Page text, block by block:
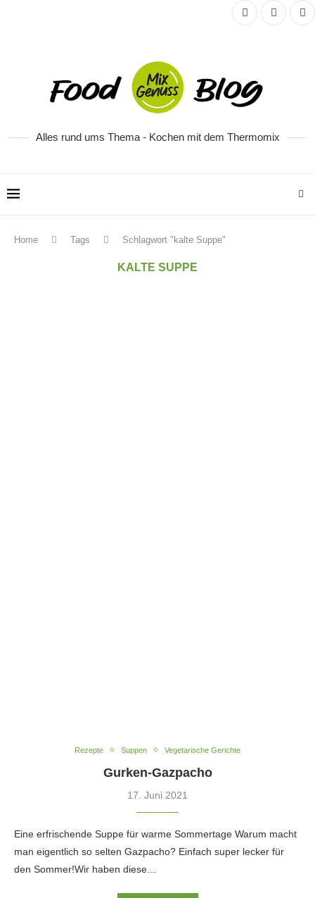
Alles rund ums Thema - Kochen mit dem Thermomix
Home Tags Schlagwort "kalte Suppe"
KALTE SUPPE
Rezepte Suppen Vegetarische Gerichte
Gurken-Gazpacho
17. Juni 2021
Eine erfrischende Suppe für warme Sommertage Warum macht
man eigentlich so selten Gazpacho? Einfach super lecker für
den Sommer!Wir haben diese…